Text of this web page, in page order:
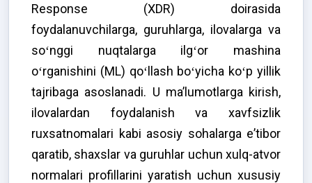
Response (XDR) doirasida
foydalanuvchilarga, guruhlarga, ilovalarga va
soʻnggi nuqtalarga ilgʻor mashina
oʻrganishini (ML) qoʻllash boʻyicha koʻp yillik
tajribaga asoslanadi. U maʼlumotlarga kirish,
ilovalardan foydalanish va xavfsizlik
ruxsatnomalari kabi asosiy sohalarga eʼtibor
qaratib, shaxslar va guruhlar uchun xulq-atvor
normalari profillarini yaratish uchun xususiy